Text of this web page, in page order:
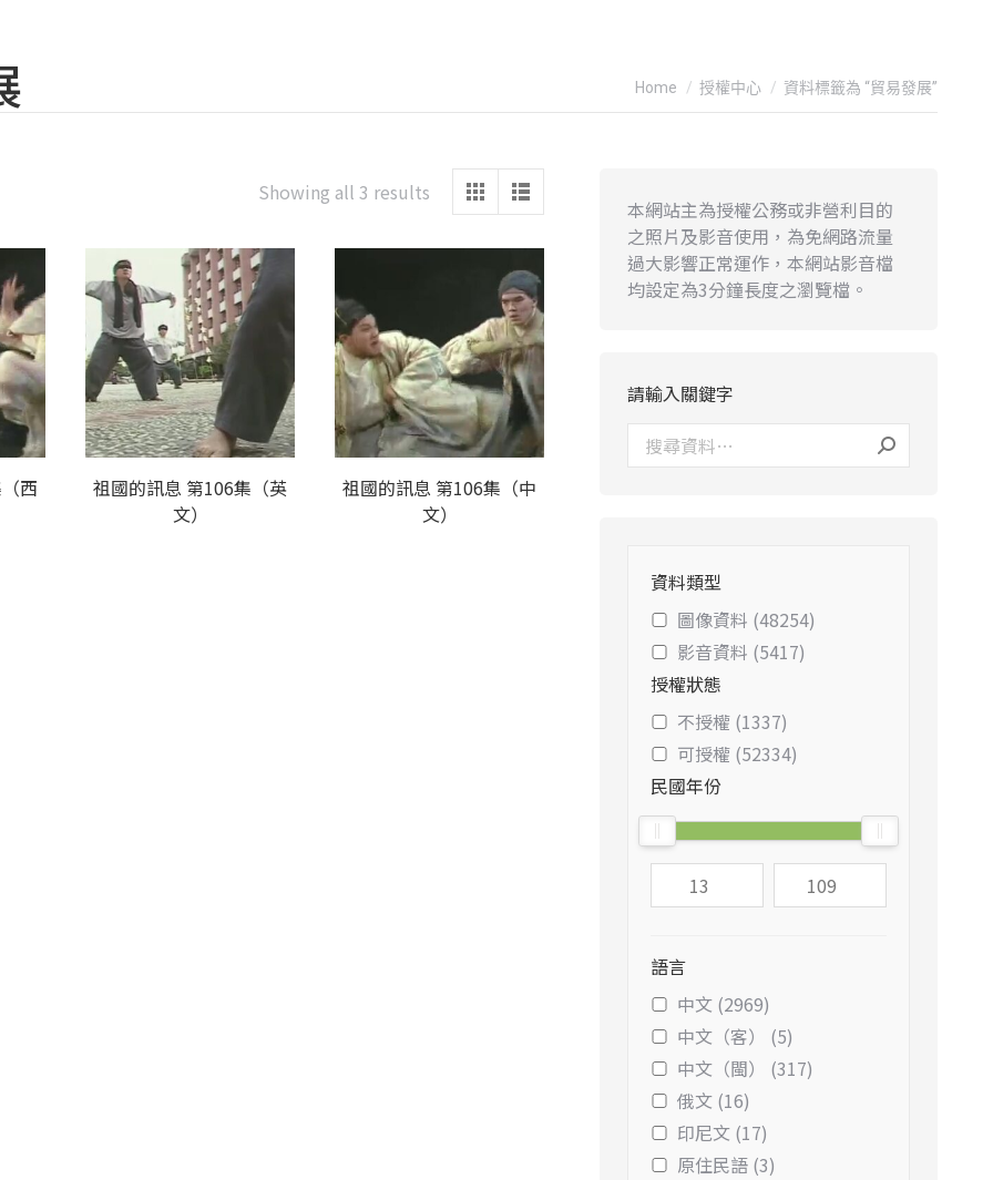
You are here:
Home 授權中心 資料標籤為 “貿易發展”
Showing all 3 results Sorted
latest
西
祖國的訊息 第106集（英
文）
祖國的訊息 第106集（中
文）
本網站主為授權公務或非營利目的
之照片及影音使用，為免網路流量
過大影響正常運作，本網站影音檔
均設定為3分鐘長度之瀏覽檔。
請輸入關鍵字
資料類型
圖像資料 (48254)
影音資料 (5417)
授權狀態
不授權 (1337)
可授權 (52334)
民國年份
語言
中文 (2969)
中文（客） (5)
中文（閩） (317)
俄文 (16)
印尼文 (17)
原住民語 (3)